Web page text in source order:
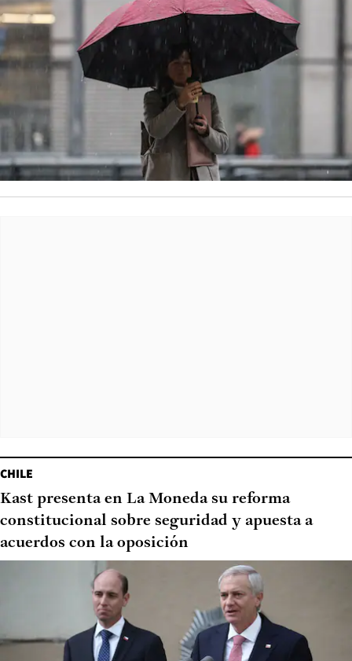
CHILE
Kast presenta en La Moneda su reforma
constitucional sobre seguridad y apuesta a
acuerdos con la oposición